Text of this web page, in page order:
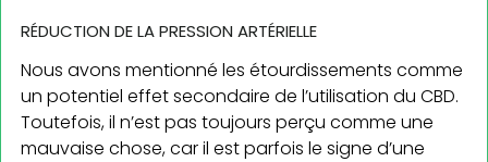
RÉDUCTION DE LA PRESSION ARTÉRIELLE
Nous avons mentionné les étourdissements comme
un potentiel effet secondaire de l’utilisation du CBD.
Toutefois, il n’est pas toujours perçu comme une
mauvaise chose, car il est parfois le signe d’une